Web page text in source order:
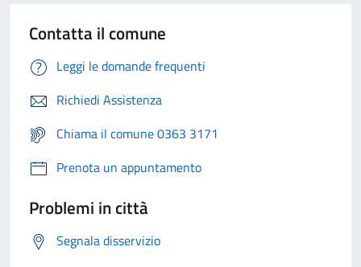
Contatta il comune
Leggi le domande frequenti
Richiedi Assistenza
Chiama il comune 0363 3171
Prenota un appuntamento
Problemi in città
Segnala disservizio